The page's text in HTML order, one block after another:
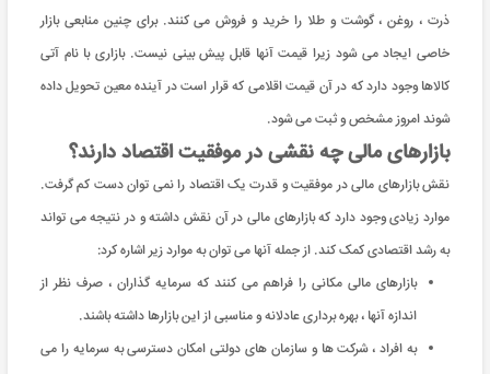
ذرت ، روغن ، گوشت و طلا را خرید و فروش می کنند. برای چنین منابعی بازار
خاصی ایجاد می شود زیرا قیمت آنها قابل پیش بینی نیست. بازاری با نام آتی
کالاها وجود دارد که در آن قیمت اقلامی که قرار است در آینده معین تحویل داده
شوند امروز مشخص و ثبت می شود.
بازارهای مالی چه نقشی در موفقیت اقتصاد دارند؟
نقش بازارهای مالی در موفقیت و قدرت یک اقتصاد را نمی توان دست کم گرفت.
موارد زیادی وجود دارد که بازارهای مالی در آن نقش داشته و در نتیجه می تواند
به رشد اقتصادی کمک کند. از جمله آنها می توان به موارد زیر اشاره کرد:
بازارهای مالی مکانی را فراهم می کنند که سرمایه گذاران ، صرف نظر از
اندازه آنها ، بهره برداری عادلانه و مناسبی از این بازارها داشته باشند.
به افراد ، شرکت ها و سازمان های دولتی امکان دسترسی به سرمایه را می